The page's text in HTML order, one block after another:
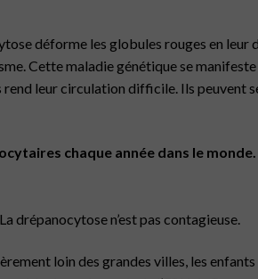
déforme les globules rouges en leur
Cette maladie génétique se manifeste
leur circulation difficile. Ils peuvent
chaque année dans le
La drépanocytose n’est pas contagieuse.
loin des grandes villes, les